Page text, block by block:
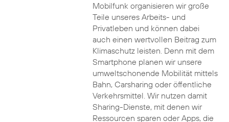
Mobilfunk organisieren wir große
Teile unseres Arbeits- und
Privatleben und können dabei
auch einen wertvollen Beitrag zum
Klimaschutz leisten. Denn mit dem
Smartphone planen wir unsere
umweltschonende Mobilität mittels
Bahn, Carsharing oder öffentliche
Verkehrsmittel. Wir nutzen damit
Sharing-Dienste, mit denen wir
Ressourcen sparen oder Apps, die